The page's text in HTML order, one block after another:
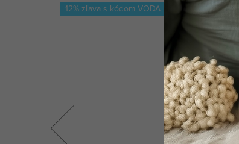
12% zľava s kódom VODA